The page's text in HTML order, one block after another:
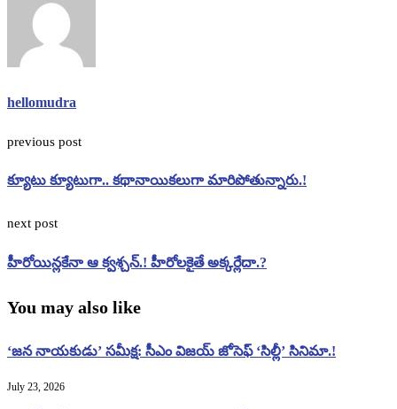
hellomudra
previous post
క్యూటు క్యూటుగా.. కథానాయికలుగా మారిపోతున్నారు.!
next post
హీరోయిన్లకేనా ఆ క్వశ్చన్.! హీరోలకైతే అక్కర్లేదా.?
You may also like
‘జన నాయకుడు’ సమీక్ష: సీఎం విజయ్ జోసెఫ్ ‘సిల్లీ’ సినిమా.!
July 23, 2026